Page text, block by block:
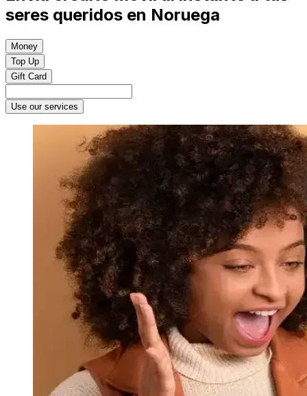
seres queridos en Noruega
Money
Top Up
Gift Card
Use our services